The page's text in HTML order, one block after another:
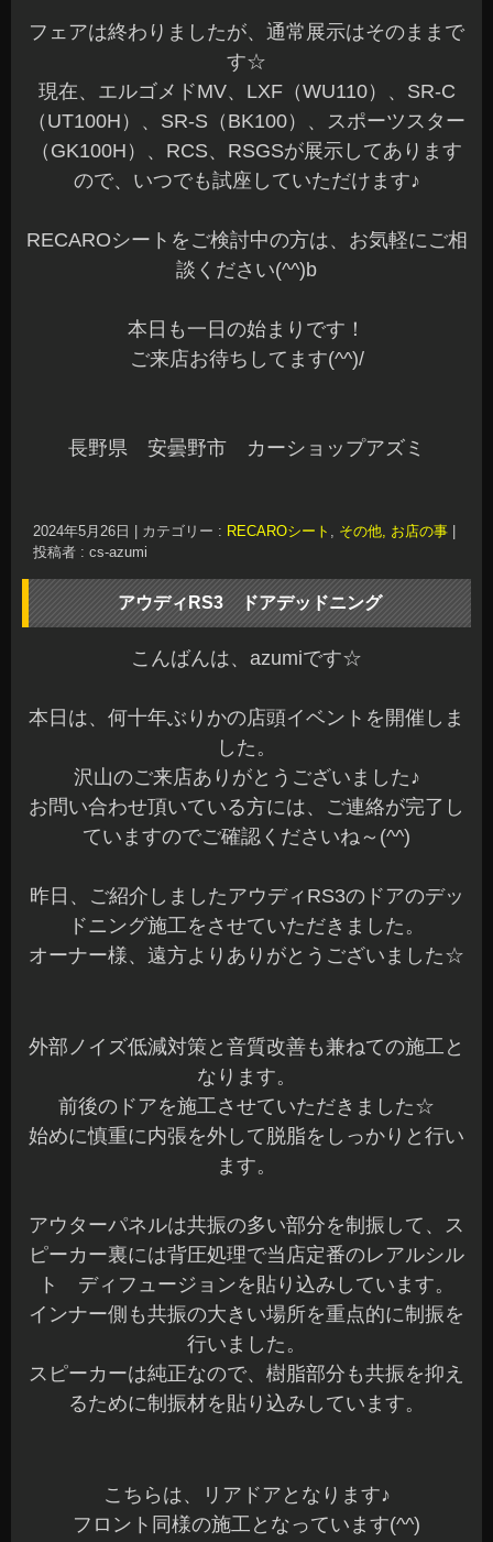
フェアは終わりましたが、通常展示はそのままで
す☆
現在、エルゴメドMV、LXF（WU110）、SR-C
（UT100H）、SR-S（BK100）、スポーツスター
（GK100H）、RCS、RSGSが展示してあります
ので、いつでも試座していただけます♪
RECAROシートをご検討中の方は、お気軽にご相
談ください(^^)b
本日も一日の始まりです！
ご来店お待ちしてます(^^)/
長野県 安曇野市 カーショップアズミ
2024年5月26日 カテゴリー : RECAROシート , その他, お店の事
投稿者 : cs-azumi
アウディRS3 ドアデッドニング
こんばんは、azumiです☆
本日は、何十年ぶりかの店頭イベントを開催しま
した。
沢山のご来店ありがとうございました♪
お問い合わせ頂いている方には、ご連絡が完了し
ていますのでご確認くださいね～(^^)
昨日、ご紹介しましたアウディRS3のドアのデッ
ドニング施工をさせていただきました。
オーナー様、遠方よりありがとうございました☆
外部ノイズ低減対策と音質改善も兼ねての施工と
なります。
前後のドアを施工させていただきました☆
始めに慎重に内張を外して脱脂をしっかりと行い
ます。
アウターパネルは共振の多い部分を制振して、ス
ピーカー裏には背圧処理で当店定番のレアルシル
ト ディフュージョンを貼り込みしています。
インナー側も共振の大きい場所を重点的に制振を
行いました。
スピーカーは純正なので、樹脂部分も共振を抑え
るために制振材を貼り込みしています。
こちらは、リアドアとなります♪
フロント同様の施工となっています(^^)